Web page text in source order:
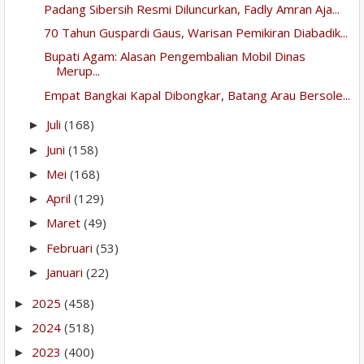
Padang Sibersih Resmi Diluncurkan, Fadly Amran Aja...
70 Tahun Guspardi Gaus, Warisan Pemikiran Diabadik...
Bupati Agam: Alasan Pengembalian Mobil Dinas
Merup...
Empat Bangkai Kapal Dibongkar, Batang Arau Bersole...
► Juli (168)
► Juni (158)
► Mei (168)
► April (129)
► Maret (49)
► Februari (53)
► Januari (22)
► 2025 (458)
► 2024 (518)
► 2023 (400)